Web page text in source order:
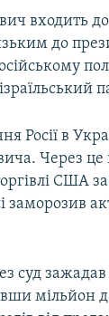
входить
до
Росії в
Через
США
заморозив
суд
мільйон